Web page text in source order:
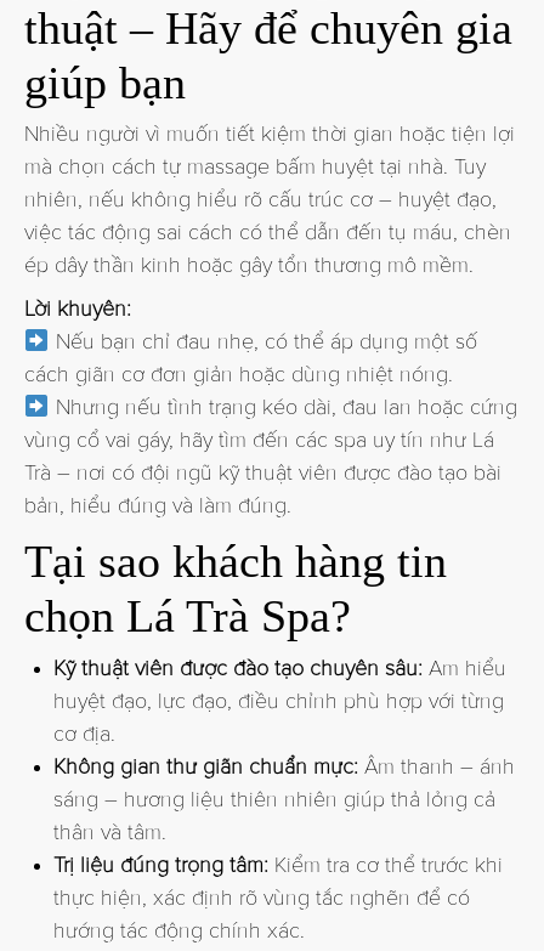
thuật – Hãy để chuyên gia
giúp bạn
Nhiều người vì muốn tiết kiệm thời gian hoặc tiện lợi
mà chọn cách tự massage bấm huyệt tại nhà. Tuy
nhiên, nếu không hiểu rõ cấu trúc cơ – huyệt đạo,
việc tác động sai cách có thể dẫn đến tụ máu, chèn
ép dây thần kinh hoặc gây tổn thương mô mềm.
Lời khuyên:
Nếu bạn chỉ đau nhẹ, có thể áp dụng một số
cách giãn cơ đơn giản hoặc dùng nhiệt nóng.
Nhưng nếu tình trạng kéo dài, đau lan hoặc cứng
vùng cổ vai gáy, hãy tìm đến các spa uy tín như Lá
Trà – nơi có đội ngũ kỹ thuật viên được đào tạo bài
bản, hiểu đúng và làm đúng.
Tại sao khách hàng tin
chọn Lá Trà Spa?
Kỹ thuật viên được đào tạo chuyên sâu: Am hiểu
huyệt đạo, lực đạo, điều chỉnh phù hợp với từng
cơ địa.
Không gian thư giãn chuẩn mực: Âm thanh – ánh
sáng – hương liệu thiên nhiên giúp thả lỏng cả
thân và tâm.
Trị liệu đúng trọng tâm: Kiểm tra cơ thể trước khi
thực hiện, xác định rõ vùng tắc nghẽn để có
hướng tác động chính xác.